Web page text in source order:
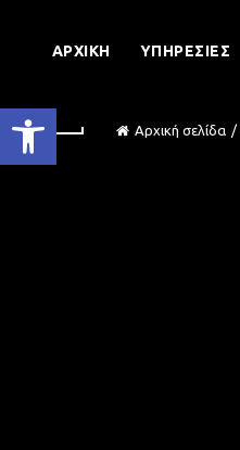
Ανοίξτε τη γραμμή εργαλείων
ΑΡΧΙΚΉ ΥΠΗΡΕΣΊΕΣ
Αρχική σελίδα